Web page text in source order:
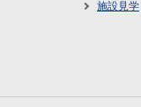
施設見学